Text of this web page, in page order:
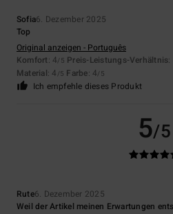
Sofia6. Dezember 2025
Top
Original anzeigen - Português
Komfort: 4/5 Preis-Leistungs-Verhältnis:
Material: 4 /5 Farbe: 4/5
Ich empfehle dieses Produkt
5/5
Rute6. Dezember 2025
Weil der Artikel meinen Erwartungen